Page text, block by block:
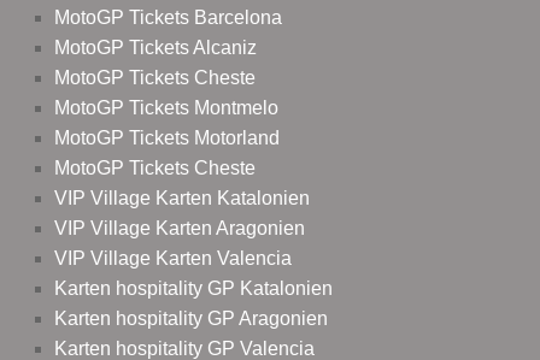
MotoGP Tickets Barcelona
MotoGP Tickets Alcaniz
MotoGP Tickets Cheste
MotoGP Tickets Montmelo
MotoGP Tickets Motorland
MotoGP Tickets Cheste
VIP Village Karten Katalonien
VIP Village Karten Aragonien
VIP Village Karten Valencia
Karten hospitality GP Katalonien
Karten hospitality GP Aragonien
Karten hospitality GP Valencia